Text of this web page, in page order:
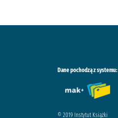
Dane pochodzą z systemu:
© 2019 Instytut Książki